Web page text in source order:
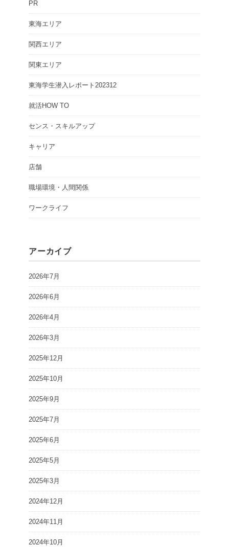
PR
東海エリア
関西エリア
関東エリア
東海学生潜入レポート202312
就活HOW TO
センス・スキルアップ
キャリア
店舗
職場環境・人間関係
ワークライフ
アーカイブ
2026年7月
2026年6月
2026年4月
2026年3月
2025年12月
2025年10月
2025年9月
2025年7月
2025年6月
2025年5月
2025年3月
2024年12月
2024年11月
2024年10月